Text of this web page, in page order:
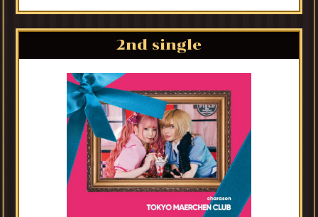
2nd single